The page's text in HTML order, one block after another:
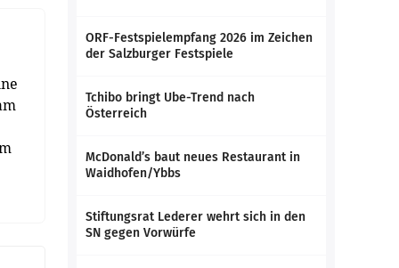
ORF-Festspielempfang 2026 im Zeichen
der Salzburger Festspiele
Tchibo bringt Ube-Trend nach
Österreich
McDonald’s baut neues Restaurant in
Waidhofen/Ybbs
Stiftungsrat Lederer wehrt sich in den
SN gegen Vorwürfe